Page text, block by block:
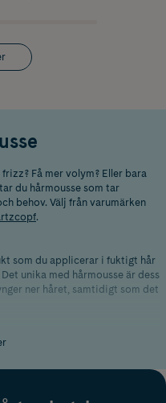
Få mer volym? Eller bara
du hårmousse som tar
behov. Välj från varumärken
.
som du applicerar i fuktigt hår
unika med hårmousse är dess
ner håret, samtidigt som det
extra volym är hårmousse